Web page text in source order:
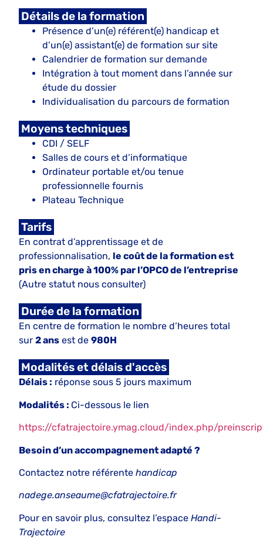
Détails de la formation
Présence d’un(e) référent(e) handicap et
d’un(e) assistant(e) de formation sur site
Calendrier de formation sur demande
Intégration à tout moment dans l’année sur
étude du dossier
Individualisation du parcours de formation
Moyens techniques
CDI / SELF
Salles de cours et d’informatique
Ordinateur portable et/ou tenue
professionnelle fournis
Plateau Technique
Tarifs
En contrat d’apprentissage et de
professionnalisation, le coût de la formation est
pris en charge à 100% par l’OPCO de l’entreprise
(Autre statut nous consulter)
Durée de la formation
En centre de formation le nombre d’heures total
sur 2 ans est de 980H
Modalités et délais d'accès
Délais : réponse sous 5 jours maximum
Modalités : Ci-dessous le lien
https://cfatrajectoire.ymag.cloud/index.php/
Besoin d’un accompagnement adapté ?
Contactez notre référente handicap
nadege.anseaume@cfatrajectoire.fr
Pour en savoir plus, consultez l’espace Handi-
Trajectoire